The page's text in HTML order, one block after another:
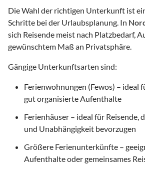
Die Wahl der richtigen Unterkunft ist
Schritte bei der Urlaubsplanung. In
sich Reisende meist nach Platzbedarf,
gewünschtem Maß an Privatsphäre.
Gängige Unterkunftsarten sind:
Ferienwohnungen (Fewos) – ideal
gut organisierte Aufenthalte
Ferienhäuser – ideal für Reisende,
und Unabhängigkeit bevorzugen
Größere Ferienunterkünfte –
Aufenthalte oder gemeinsames